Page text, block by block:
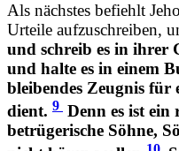
Als nächstes befiehlt
Urteile aufzuschreiben,
und schreib es in ihrer
und halte es in einem
bleibendes Zeugnis für
dient. 9 Denn es ist ein
betrügerische Söhne,